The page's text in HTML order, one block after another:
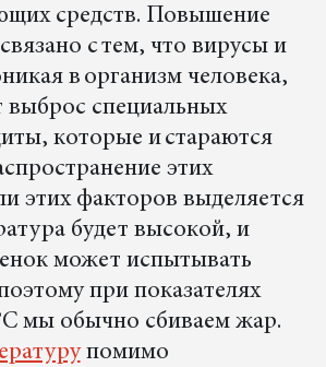
средств. Повышение
с тем, что вирусы и
в организм человека,
выброс специальных
которые и стараются
этих
этих факторов выделяется
будет высокой, и
может испытывать
при показателях
мы обычно сбиваем жар.
помимо